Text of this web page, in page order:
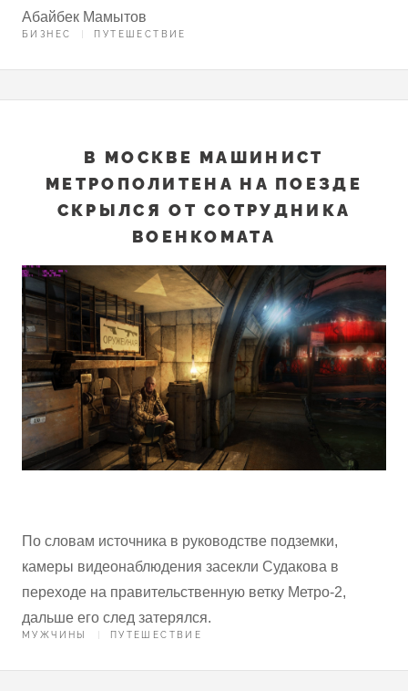
Абайбек Мамытов
БИЗНЕС ПУТЕШЕСТВИЕ
В МОСКВЕ МАШИНИСТ
МЕТРОПОЛИТЕНА НА ПОЕЗДЕ
СКРЫЛСЯ ОТ СОТРУДНИКА
ВОЕНКОМАТА
По словам источника в руководстве подземки,
камеры видеонаблюдения засекли Судакова в
переходе на правительственную ветку Метро-2,
дальше его след затерялся.
МУЖЧИНЫ ПУТЕШЕСТВИЕ